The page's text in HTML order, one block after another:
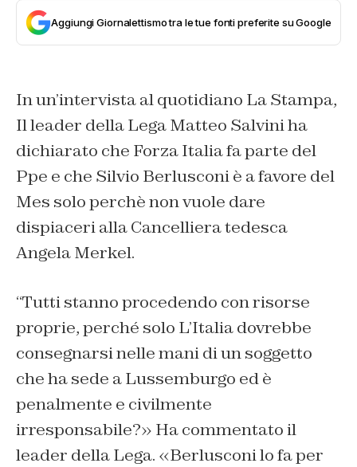
Aggiungi Giornalettismo tra le tue fonti preferite su Google
In un’intervista al quotidiano La Stampa,
Il leader della Lega Matteo Salvini ha
dichiarato che Forza Italia fa parte del
Ppe e che Silvio Berlusconi è a favore del
Mes solo perchè non vuole dare
dispiaceri alla Cancelliera tedesca
Angela Merkel.
“Tutti stanno procedendo con risorse
proprie, perché solo L’Italia dovrebbe
consegnarsi nelle mani di un soggetto
che ha sede a Lussemburgo ed è
penalmente e civilmente
irresponsabile?» Ha commentato il
leader della Lega. «Berlusconi lo fa per